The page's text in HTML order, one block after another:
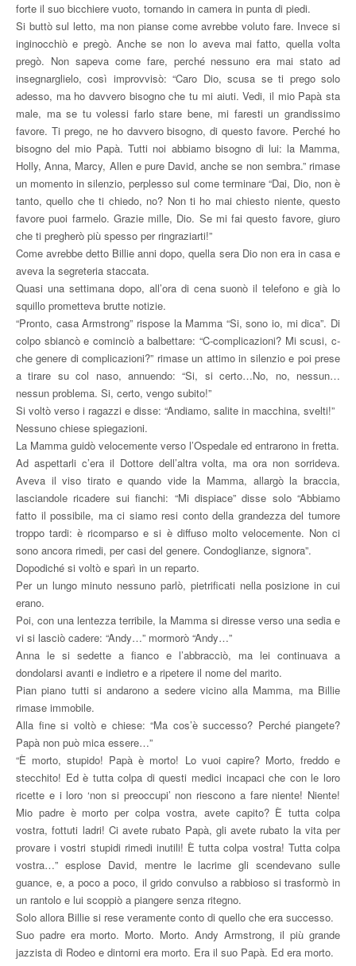
forte il suo bicchiere vuoto, tornando in camera in punta di piedi.
Si buttò sul letto, ma non pianse come avrebbe voluto fare. Invece si
inginocchiò e pregò. Anche se non lo aveva mai fatto, quella volta
pregò. Non sapeva come fare, perché nessuno era mai stato ad
insegnarglielo, così improvvisò: “Caro Dio, scusa se ti prego solo
adesso, ma ho davvero bisogno che tu mi aiuti. Vedi, il mio Papà sta
male, ma se tu volessi farlo stare bene, mi faresti un grandissimo
favore. Ti prego, ne ho davvero bisogno, di questo favore. Perché ho
bisogno del mio Papà. Tutti noi abbiamo bisogno di lui: la Mamma,
Holly, Anna, Marcy, Allen e pure David, anche se non sembra.” rimase
un momento in silenzio, perplesso sul come terminare “Dai, Dio, non è
tanto, quello che ti chiedo, no? Non ti ho mai chiesto niente, questo
favore puoi farmelo. Grazie mille, Dio. Se mi fai questo favore, giuro
che ti pregherò più spesso per ringraziarti!”
Come avrebbe detto Billie anni dopo, quella sera Dio non era in casa e
aveva la segreteria staccata.
Quasi una settimana dopo, all’ora di cena suonò il telefono e già lo
squillo prometteva brutte notizie.
“Pronto, casa Armstrong” rispose la Mamma “Si, sono io, mi dica”. Di
colpo sbiancò e cominciò a balbettare: “C-complicazioni? Mi scusi, c-
che genere di complicazioni?” rimase un attimo in silenzio e poi prese
a tirare su col naso, annuendo: “Si, si certo…No, no, nessun…
nessun problema. Si, certo, vengo subito!”
Si voltò verso i ragazzi e disse: “Andiamo, salite in macchina, svelti!”
Nessuno chiese spiegazioni.
La Mamma guidò velocemente verso l’Ospedale ed entrarono in fretta.
Ad aspettarli c’era il Dottore dell’altra volta, ma ora non sorrideva.
Aveva il viso tirato e quando vide la Mamma, allargò la braccia,
lasciandole ricadere sui fianchi: “Mi dispiace” disse solo “Abbiamo
fatto il possibile, ma ci siamo resi conto della grandezza del tumore
troppo tardi: è ricomparso e si è diffuso molto velocemente. Non ci
sono ancora rimedi, per casi del genere. Condoglianze, signora”.
Dopodiché si voltò e sparì in un reparto.
Per un lungo minuto nessuno parlò, pietrificati nella posizione in cui
erano.
Poi, con una lentezza terribile, la Mamma si diresse verso una sedia e
vi si lasciò cadere: “Andy…” mormorò “Andy…”
Anna le si sedette a fianco e l’abbracciò, ma lei continuava a
dondolarsi avanti e indietro e a ripetere il nome del marito.
Pian piano tutti si andarono a sedere vicino alla Mamma, ma Billie
rimase immobile.
Alla fine si voltò e chiese: “Ma cos’è successo? Perché piangete?
Papà non può mica essere…”
“È morto, stupido! Papà è morto! Lo vuoi capire? Morto, freddo e
stecchito! Ed è tutta colpa di questi medici incapaci che con le loro
ricette e i loro ‘non si preoccupi’ non riescono a fare niente! Niente!
Mio padre è morto per colpa vostra, avete capito? È tutta colpa
vostra, fottuti ladri! Ci avete rubato Papà, gli avete rubato la vita per
provare i vostri stupidi rimedi inutili! È tutta colpa vostra! Tutta colpa
vostra…” esplose David, mentre le lacrime gli scendevano sulle
guance, e, a poco a poco, il grido convulso a rabbioso si trasformò in
un rantolo e lui scoppiò a piangere senza ritegno.
Solo allora Billie si rese veramente conto di quello che era successo.
Suo padre era morto. Morto. Morto. Andy Armstrong, il più grande
jazzista di Rodeo e dintorni era morto. Era il suo Papà. Ed era morto.